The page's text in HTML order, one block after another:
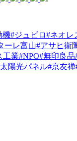
機#ジュビロ#ネオレ
ーレ富山#アサヒ衛
工業#NPO#無印良品
陽光パネル#京友禅